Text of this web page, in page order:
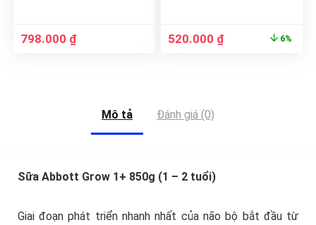
798.000 ₫ 520.000 ₫ 6%
Mô tả Đánh giá (0)
Sữa Abbott Grow 1+ 850g (1 – 2 tuổi)
Giai đoạn phát triển nhanh nhất của não bộ bắt đầu từ